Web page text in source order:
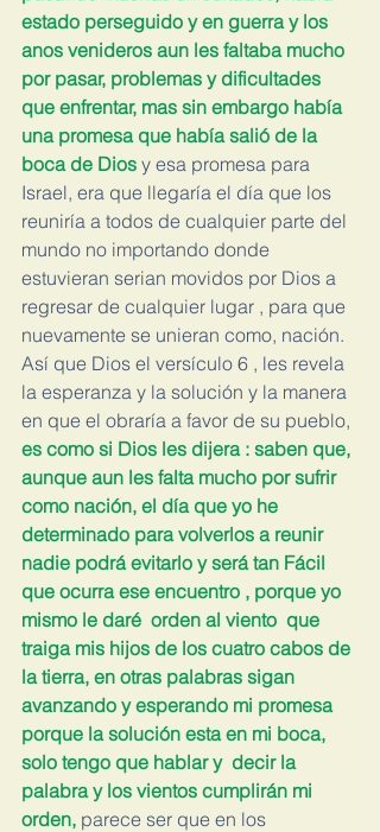
estado perseguido y en guerra y los
anos venideros aun les faltaba mucho
por pasar, problemas y dificultades
que enfrentar, mas sin embargo había
una promesa que había salió de la
boca de Dios y esa promesa para
Israel, era que llegaría el día que los
reuniría a todos de cualquier parte del
mundo no importando donde
estuvieran serian movidos por Dios a
regresar de cualquier lugar , para que
nuevamente se unieran como, nación.
Así que Dios el versículo 6 , les revela
la esperanza y la solución y la manera
en que el obraría a favor de su pueblo,
es como si Dios les dijera : saben que,
aunque aun les falta mucho por sufrir
como nación, el día que yo he
determinado para volverlos a reunir
nadie podrá evitarlo y será tan Fácil
que ocurra ese encuentro , porque yo
mismo le daré  orden al viento  que
traiga mis hijos de los cuatro cabos de
la tierra, en otras palabras sigan
avanzando y esperando mi promesa
porque la solución esta en mi boca,
solo tengo que hablar y  decir la
palabra y los vientos cumplirán mi
orden, parece ser que en los